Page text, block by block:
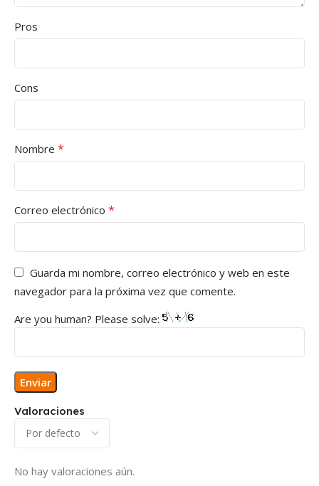
Valoraciones
No hay valoraciones aún.
Pros
Cons
Nombre *
Correo electrónico *
Guarda mi nombre, correo electrónico y web en este
navegador para la próxima vez que comente.
Are you human? Please solve: